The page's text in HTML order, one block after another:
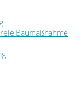
Baumaßnahme